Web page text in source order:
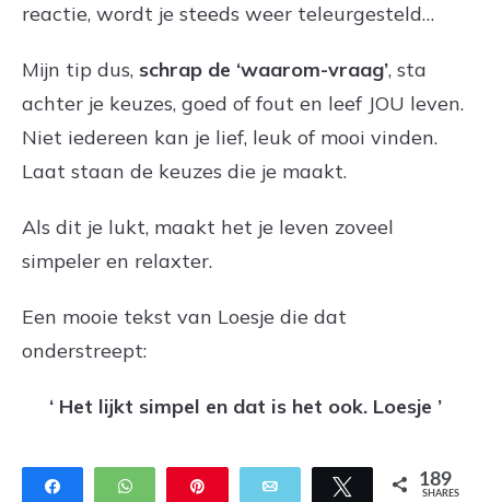
reactie, wordt je steeds weer teleurgesteld…
Mijn tip dus, schrap de ‘waarom-vraag’, sta
achter je keuzes, goed of fout en leef JOU leven.
Niet iedereen kan je lief, leuk of mooi vinden.
Laat staan de keuzes die je maakt.
Als dit je lukt, maakt het je leven zoveel
simpeler en relaxter.
Een mooie tekst van Loesje die dat
onderstreept:
‘ Het lijkt simpel en dat is het ook. Loesje ’
WhatsApp Tweet 189
SHARES